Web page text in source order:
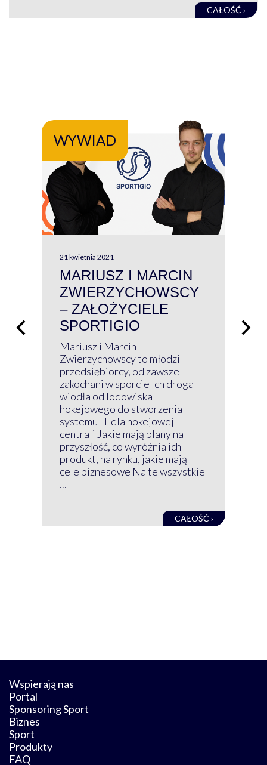
CAŁOŚĆ ›
WYWIAD
21 kwietnia 2021
MARIUSZ I MARCIN
ZWIERZYCHOWSCY
– ZAŁOŻYCIELE
SPORTIGIO
Mariusz i Marcin
Zwierzychowscy to młodzi
przedsiębiorcy, od zawsze
zakochani w sporcie Ich droga
wiodła od lodowiska
hokejowego do stworzenia
systemu IT dla hokejowej
centrali Jakie mają plany na
przyszłość, co wyróżnia ich
produkt, na rynku, jakie mają
cele biznesowe Na te wszystkie
...
CAŁOŚĆ ›
Wspierają nas
Portal
Sponsoring Sport
Biznes
Sport
Produkty
FAQ